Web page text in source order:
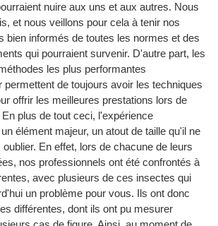
nuire aux uns et aux autres. Nous
et nous veillons pour cela à tenir nos
bien informés de toutes les normes et des
qui pourraient survenir. D'autre part, les
les plus performantes
permettent de toujours avoir les techniques
offrir les meilleures prestations lors de
plus de tout ceci, l'expérience
élément majeur, un atout de taille qu'il ne
En effet, lors de chacune de leurs
nos professionnels ont été confrontés à
avec plusieurs de ces insectes qui
un problème pour vous. Ils ont donc
différentes, dont ils ont pu mesurer